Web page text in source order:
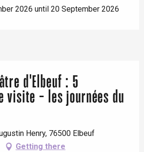
2026 until 20 September 2026
d'Elbeuf : 5
visite - les journées du
Henry, 76500 Elbeuf
Getting there